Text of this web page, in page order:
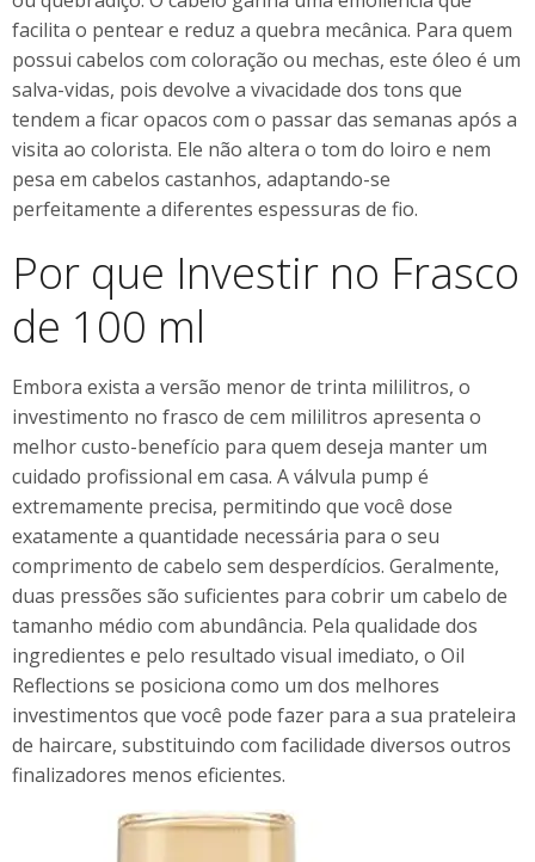
facilita o pentear e reduz a quebra mecânica. Para quem
possui cabelos com coloração ou mechas, este óleo é um
salva-vidas, pois devolve a vivacidade dos tons que
tendem a ficar opacos com o passar das semanas após a
visita ao colorista. Ele não altera o tom do loiro e nem
pesa em cabelos castanhos, adaptando-se
perfeitamente a diferentes espessuras de fio.
Por que Investir no Frasco
de 100 ml
Embora exista a versão menor de trinta mililitros, o
investimento no frasco de cem mililitros apresenta o
melhor custo-benefício para quem deseja manter um
cuidado profissional em casa. A válvula pump é
extremamente precisa, permitindo que você dose
exatamente a quantidade necessária para o seu
comprimento de cabelo sem desperdícios. Geralmente,
duas pressões são suficientes para cobrir um cabelo de
tamanho médio com abundância. Pela qualidade dos
ingredientes e pelo resultado visual imediato, o Oil
Reflections se posiciona como um dos melhores
investimentos que você pode fazer para a sua prateleira
de haircare, substituindo com facilidade diversos outros
finalizadores menos eficientes.